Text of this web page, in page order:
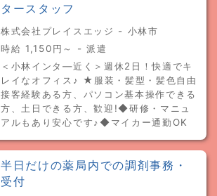
タースタッフ
株式会社プレイスエッジ - 小林市
時給 1,150円～ - 派遣
＜小林インタ―近く＞週休2日！快適でキ
レイなオフィス♪ ★服装・髪型・髪色自由
接客経験ある方、パソコン基本操作できる
方、土日できる方、歓迎!◆研修・マニュ
アルもあり安心です♪◆マイカー通勤OK
半日だけの薬局内での調剤事務・
受付